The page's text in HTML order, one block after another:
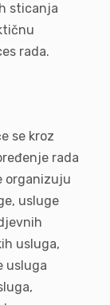
sticanja
rada.
se kroz
rada
organizuju
usluge
usluga,
usluga